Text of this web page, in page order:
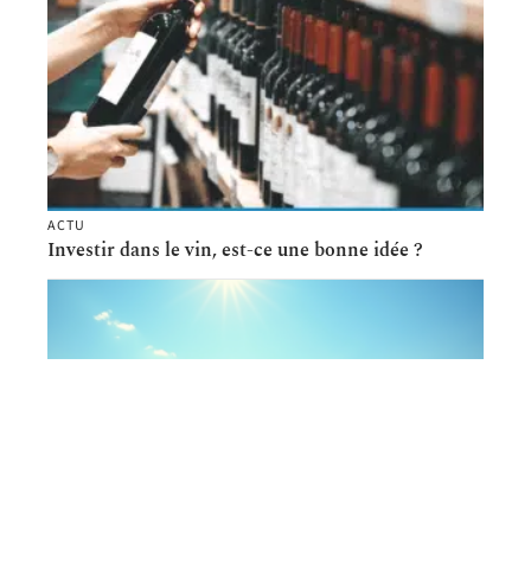
ACTU
Investir dans le vin, est-ce une bonne idée ?